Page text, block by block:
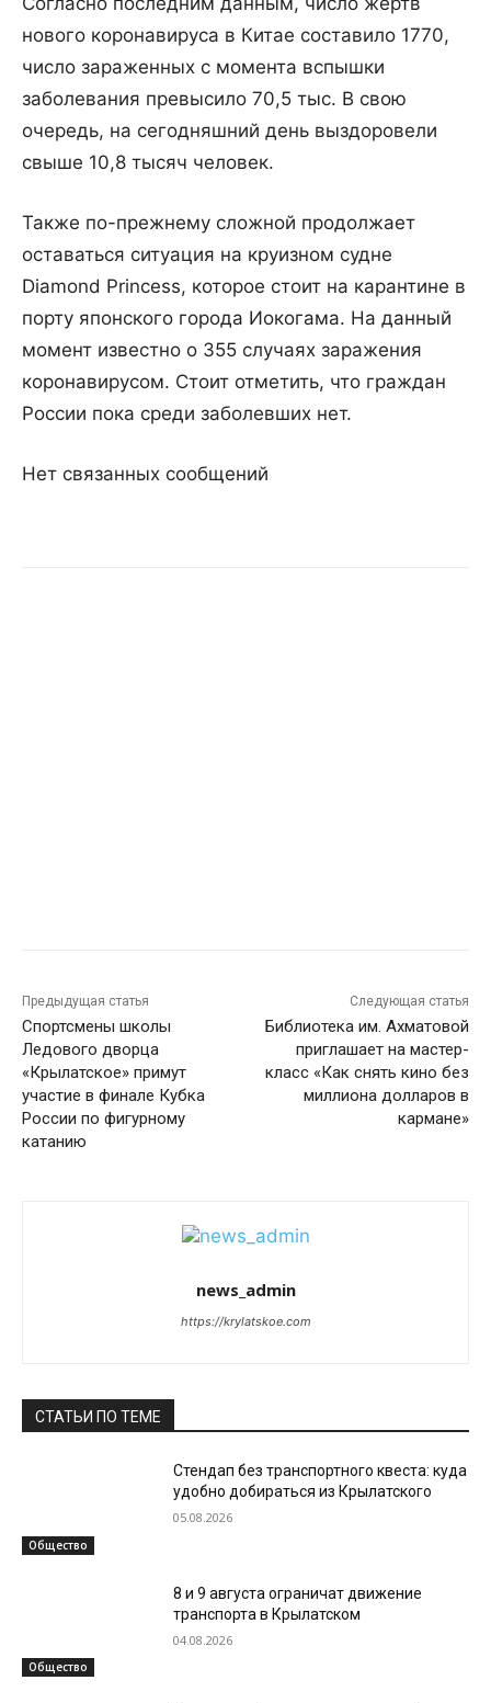
нового коронавируса в Китае составило 1770,
число зараженных с момента вспышки
заболевания превысило 70,5 тыс. В свою
очередь, на сегодняшний день выздоровели
свыше 10,8 тысяч человек.
Также по-прежнему сложной продолжает
оставаться ситуация на круизном судне
Diamond Princess, которое стоит на карантине в
порту японского города Иокогама. На данный
момент известно о 355 случаях заражения
коронавирусом. Стоит отметить, что граждан
России пока среди заболевших нет.
Нет связанных сообщений
Предыдущая статья
Спортсмены школы
Ледового дворца
«Крылатское» примут
участие в финале Кубка
России по фигурному
катанию
Следующая статья
Библиотека им. Ахматовой
приглашает на мастер-
класс «Как снять кино без
миллиона долларов в
кармане»
news_admin
https://krylatskoe.com
СТАТЬИ ПО ТЕМЕ
Общество
Стендап без транспортного квеста: куда
удобно добираться из Крылатского
05.08.2026
Общество
8 и 9 августа ограничат движение
транспорта в Крылатском
04.08.2026